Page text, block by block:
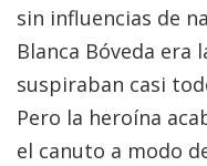
sin influencias de
Blanca Bóveda era
suspiraban casi
Pero la heroína
el canuto a modo